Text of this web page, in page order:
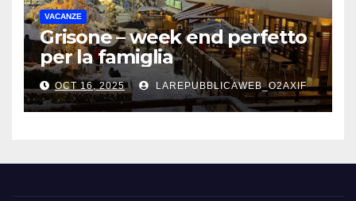
VACANZE
Grisone – week end perfetto
per la famiglia
OCT 16, 2025 LAREPUBBLICAWEB_O2AXIF